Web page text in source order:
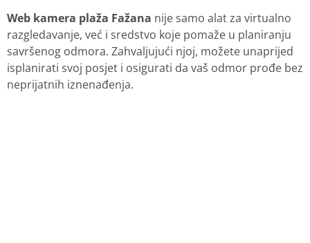
Web kamera plaža Fažana nije samo alat za virtualno
razgledavanje, već i sredstvo koje pomaže u planiranju
savršenog odmora. Zahvaljujući njoj, možete unaprijed
isplanirati svoj posjet i osigurati da vaš odmor prođe bez
neprijatnih iznenađenja.